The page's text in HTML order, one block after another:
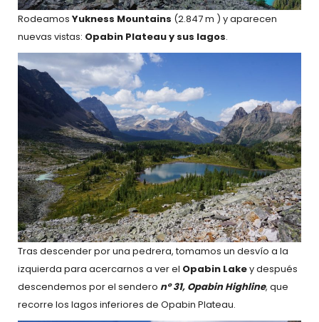
Rodeamos Yukness Mountains (2.847 m ) y aparecen
nuevas vistas: Opabin Plateau y sus lagos.
Tras descender por una pedrera, tomamos un desvío a la
izquierda para acercarnos a ver el Opabin Lakey después
descendemos por el sendero nº 31, Opabin Highline, que
recorre los lagos inferiores de Opabin Plateau.